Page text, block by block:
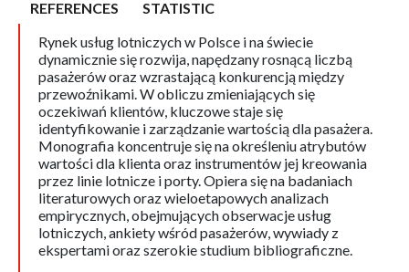
REFERENCES
STATISTIC
Rynek usług lotniczych w Polsce i na świecie
dynamicznie się rozwija, napędzany rosnącą liczbą
pasażerów oraz wzrastającą konkurencją między
przewoźnikami. W obliczu zmieniających się
oczekiwań klientów, kluczowe staje się
identyfikowanie i zarządzanie wartością dla pasażera.
Monografia koncentruje się na określeniu atrybutów
wartości dla klienta oraz instrumentów jej kreowania
przez linie lotnicze i porty. Opiera się na badaniach
literaturowych oraz wieloetapowych analizach
empirycznych, obejmujących obserwacje usług
lotniczych, ankiety wśród pasażerów, wywiady z
ekspertami oraz szerokie studium bibliograficzne.